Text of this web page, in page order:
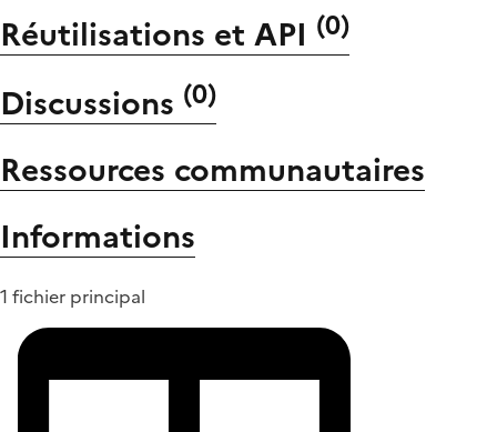
Réutilisations et API (0)
Discussions (0)
Ressources communautaires
Informations
1 fichier principal